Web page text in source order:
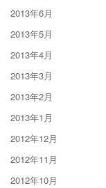
2013年6月
2013年5月
2013年4月
2013年3月
2013年2月
2013年1月
2012年12月
2012年11月
2012年10月